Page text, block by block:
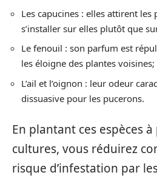
Les capucines : elles attirent
s’installer sur elles plutôt que
Le fenouil : son parfum est
les éloigne des plantes voisines;
L’ail et l’oignon : leur odeur
dissuasive pour les pucerons.
En plantant ces espèces
cultures, vous réduirez
risque d’infestation par